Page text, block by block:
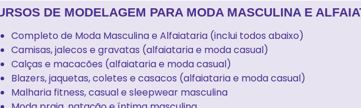
DE MODELAGEM PARA MODA MASCULINA E
Completo de Moda Masculina e Alfaiataria (inclui todos abaixo)
Camisas, jalecos e gravatas (alfaiataria e moda casual)
Calças e macacões (alfaiataria e moda casual)
Blazers, jaquetas, coletes e casacos (alfaiataria e moda casual)
Malharia fitness, casual e sleepwear masculina